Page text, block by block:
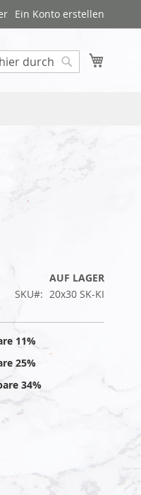
Ein Konto erstellen
AUF LAGER
SKU
20x30 SK-KI
11%
25%
34%